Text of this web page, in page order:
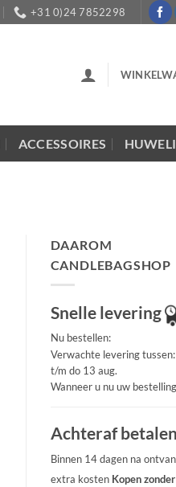
+31 0)24 7852298
ACCESSOIRES
DAAROM
CANDLEBAGSHOP
Snelle levering
Nu bestellen:
Verwachte levering
t/m do 13 aug.
Wanneer u nu uw
Achteraf betalen
Binnen 14 dagen na
extra kosten Kopen